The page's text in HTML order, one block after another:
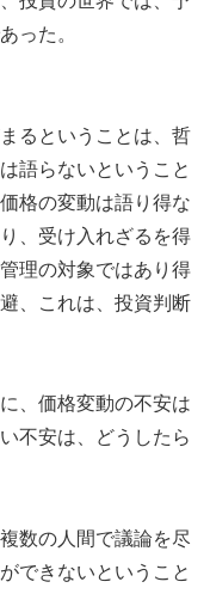
った。
るということは、哲
語らないということ
格の変動は語り得な
、受け入れざるを得
理の対象ではあり得
、これは、投資判断
、価格変動の不安は
不安は、どうしたら
数の人間で議論を尽
できないということ